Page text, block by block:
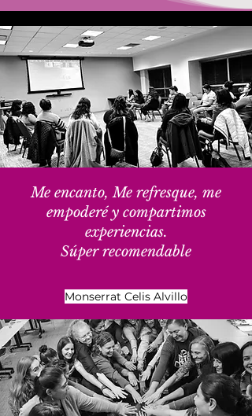
Me encanto, Me refresque, me
empoderé y compartimos
experiencias.
Súper recomendable
Monserrat Celis Alvillo